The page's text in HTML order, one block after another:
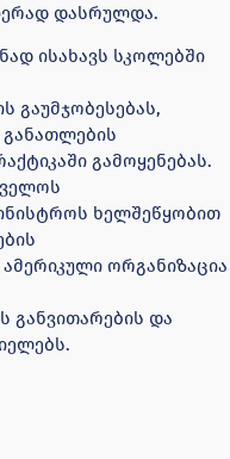
დასრულდა.
ისახავს სკოლებში
გაუმჯობესებას,
გამოყენებას.
ხელშეწყობით
ორგანიზაცია
განვითარების და